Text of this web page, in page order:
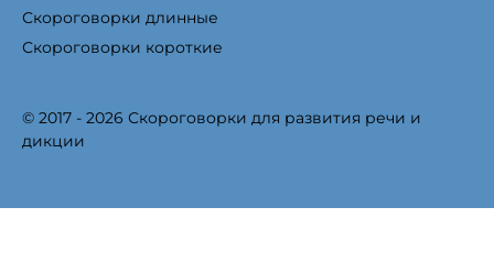
Скороговорки длинные
Скороговорки короткие
© 2017 - 2026 Скороговорки для развития речи и
дикции